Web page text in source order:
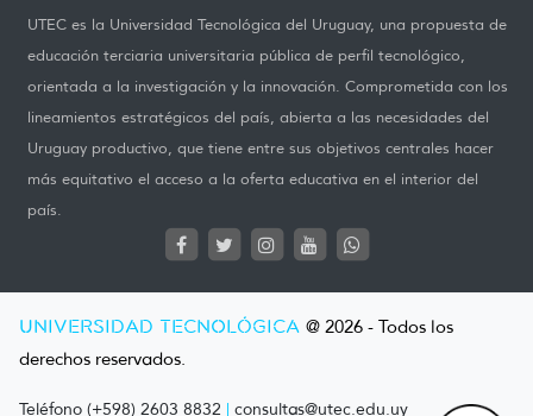
UTEC es la Universidad Tecnológica del Uruguay, una propuesta de
educación terciaria universitaria pública de perfil tecnológico,
orientada a la investigación y la innovación. Comprometida con los
lineamientos estratégicos del país, abierta a las necesidades del
Uruguay productivo, que tiene entre sus objetivos centrales hacer
más equitativo el acceso a la oferta educativa en el interior del
país.
UNIVERSIDAD TECNOLÓGICA @ 2026 - Todos los
derechos reservados.
Teléfono (+598) 2603 8832 | consultas@utec.edu.uy